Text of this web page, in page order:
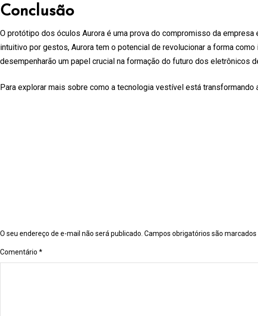
Conclusão
O protótipo dos óculos Aurora é uma prova do compromisso da
intuitivo por gestos, Aurora tem o potencial de revolucionar a forma
desempenharão um papel crucial na formação do futuro dos eletrônicos
Para explorar mais sobre como a tecnologia vestível está transformando
O seu endereço de e-mail não será publicado. Campos obrigatórios são marcados
Comentário *